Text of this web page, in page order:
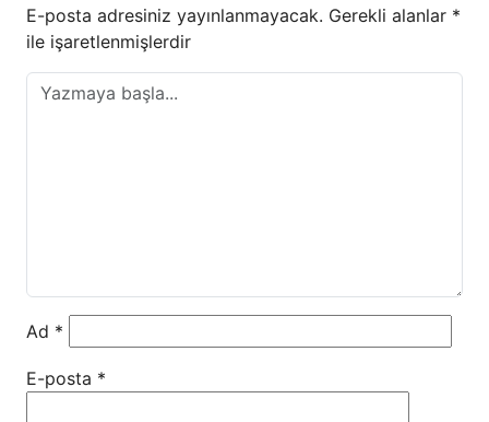
E-posta adresiniz yayınlanmayacak. Gerekli alanlar *
ile işaretlenmişlerdir
Ad *
E-posta *